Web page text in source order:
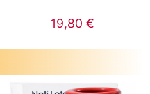
19,80 €